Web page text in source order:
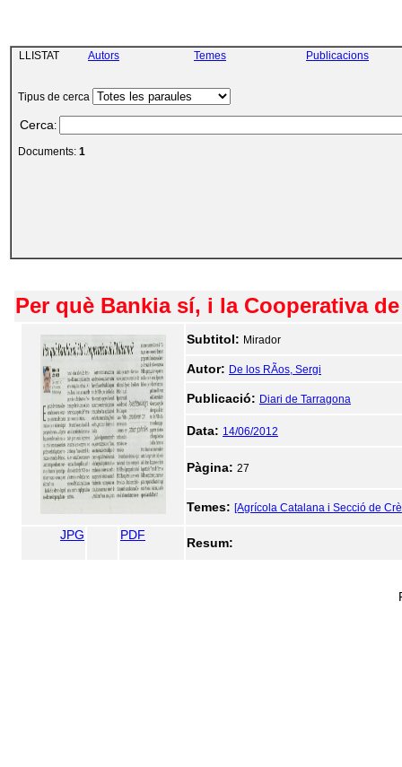
LLISTAT Autors Temes Publicacions
Tipus de cerca
Cerca:
Documents: 1
Per què Bankia sí, i la Cooperativa
Subtitol: Mirador
Autor: De los RÃ­os, Sergi
Publicació: Diari de Tarragona
Data: 14/06/2012
Pàgina: 27
Temes: [Agrícola Catalana i Secció de
JPG PDF
Resum: